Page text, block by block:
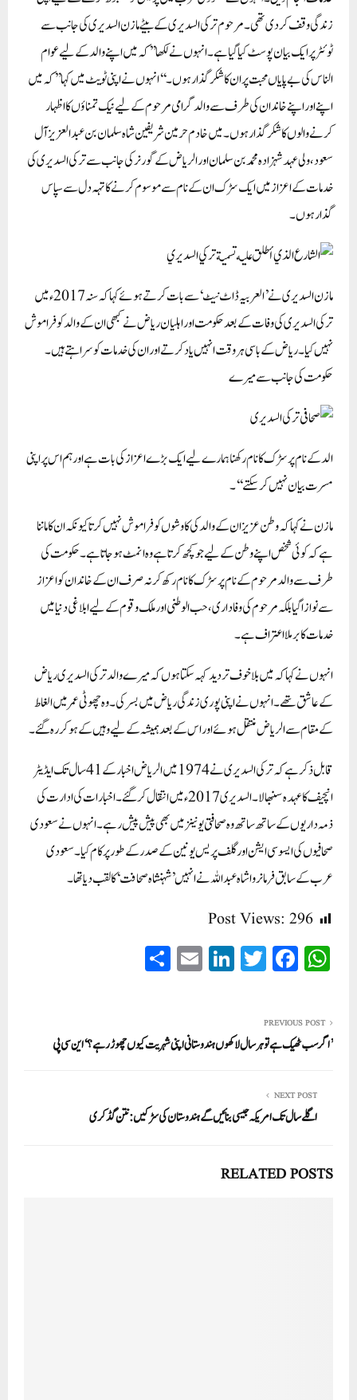
زندگی وقف کر دی تھی۔مرحوم ترکی السدیری کے بیٹے مازن السدیری کی جانب سے
ٹوئٹر پر ایک بیان پوسٹ کیا گیا ہے۔ انہوں نے لکھا ’’کہ میں اپنے والد کے لیے عوام
الناس کی بے پایاں محبت پر ان کا شکر گذار ہوں۔‘‘ انہوں نے اپنی ٹویٹ میں کہا ’’کہ میں
اپنے اور اپنے خاندان کی طرف سے والد گرامی مرحوم کے لیےنیک تمناؤں کا اظہار
کرنے والوں کا شکر گذار ہوں۔ میں خادم حرمین شریفین شاہ سلمان بن عبدالعزیز آل
سعود، ولی عہد شہزادہ محمد بن سلمان اور الریاض کے گورنر کی جانب سے ترکی السدیری کی
خدمات کے اعزاز میں ایک سڑک ان کے نام سے موسوم کرنے کا تہہ دل سے سپاس
گذار ہوں۔
مازن السدیری نے ’العربیہ ڈاٹ نیٹ‘ سے بات کرتے ہوئے کہا کہ سنہ 2017ء میں
ترکی السدیری کی وفات کے بعد حکومت اور اہلیان ریاض نے کبھی ان کے والد کو فراموش
نہیں کیا۔ ریاض کے باسی ہر وقت انہیں یاد کرتے اور ان کی خدمات کو سراہتے ہیں۔
حکومت کی جانب سے میرے
الد کے نام پر سڑک کا نام رکھنا ہمارے لیے ایک بڑے اعزاز کی بات ہے اور ہم اس پر اپنی
مسرت بیان نہیں کر سکتے‘‘۔
مازن نے کہا کہ وطن عزیز ان کے والد کی کاوشوں کو فراموش نہیں کرتا کیونکہ ان کا ماننا
ہے کہ کوئی شخص اپنے وطن کے لیے جو کچھ کرتا ہے وہ انمٹ ہو جاتا ہے۔ حکومت کی
طرف سے والد مرحوم کے نام پر سڑک کا نام رکھ کر نہ صرف ان کے خاندان کو اعزاز
سے نوازا گیا بلکہ مرحوم کی وفاداری، حب الوطنی اور ملک وقوم کے لیے ابلاغی دنیا میں
خدمات کا برملا اعتراف ہے۔
انہوں نے کہا کہ میں بلا خوف تردید کہہ سکتا ہوں کہ میرے والد ترکی السدیری ریاض
کے عاشق تھے۔ انہوں نے اپنی پوری زندگی ریاض میں بسر کی۔ وہ چھوٹی عمر میں الغاط
کے مقام سے الریاض منتقل ہوئے اور اس کے بعد ہمیشہ کے لیے وہیں کے ہو کر رہ گئے۔
قابل ذکر ہے کہ ترکی السدیری نے 1974 میں الریاض اخبار کے 41 سال تک ایڈیٹر
انچیف کا عہدہ سنبھالا۔ السدیری 2017ء میں انتقال کر گئے۔ اخبارات کی ادارت کی
ذمہ داریوں کے ساتھ ساتھ وہ صحافتی یونینز میں بھی پیش پیش رہے۔ انہوں نے سعودی
صحافیوں کی ایسوسی ایشن اور گلف پریس یونین کے صدر کے طور پر کام کیا۔ سعودی
عرب کے سابق فرمانروا شاہ عبداللہ نے انہیں’شہنشاہ صحافت‘ کا لقب دیا تھا۔
Post Views: 296
W
ha
A
pp
Fa
ce
ok
T
wi
r
Li
nk
In
E
m
PREVIOUS POST
’اگر سب ٹھیک ہے تو ہر سال لاکھوں ہندوستانی اپنی شہریت کیوں چھوڑ رہے؟‘ این سی پی
NEXT POST
اگلے سال تک امریکہ جیسی بنائیں گے ہندوستان کی سڑکیں:نتن گڈکری
RELATED POSTS